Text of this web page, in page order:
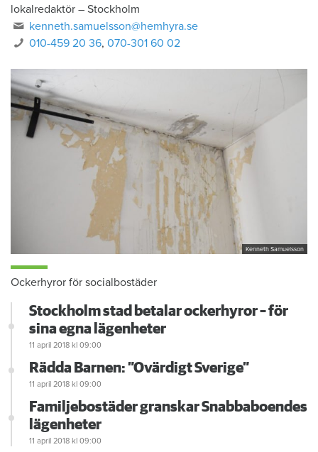
lokalredaktör – Stockholm
kenneth.samuelsson@hemhyra.se
010-459 20 36,070-301 60 02
Kenneth Samuelsson
Ockerhyror för socialbostäder
Stockholm stad betalar ockerhyror – för
sina egna lägenheter
11 april 2018 kl 09:00
Rädda Barnen: ”Ovärdigt Sverige”
11 april 2018 kl 09:00
Familjebostäder granskar Snabbaboendes
lägenheter
11 april 2018 kl 09:00